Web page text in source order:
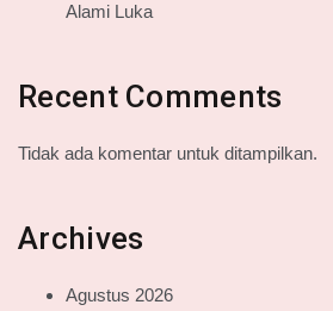
Alami Luka
Recent Comments
Tidak ada komentar untuk ditampilkan.
Archives
Agustus 2026